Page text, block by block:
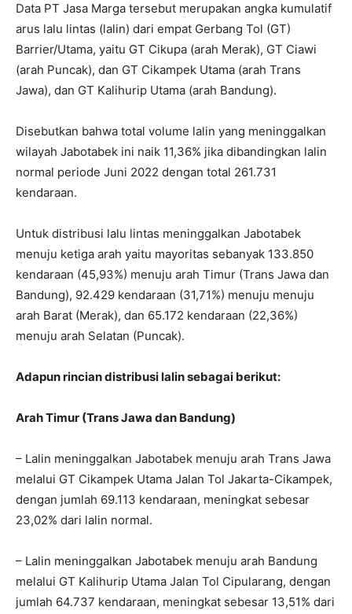
Data PT Jasa Marga tersebut merupakan angka kumulatif
arus lalu lintas (lalin) dari empat Gerbang Tol (GT)
Barrier/Utama, yaitu GT Cikupa (arah Merak), GT Ciawi
(arah Puncak), dan GT Cikampek Utama (arah Trans
Jawa), dan GT Kalihurip Utama (arah Bandung).
Disebutkan bahwa total volume lalin yang meninggalkan
wilayah Jabotabek ini naik 11,36% jika dibandingkan lalin
normal periode Juni 2022 dengan total 261.731
kendaraan.
Untuk distribusi lalu lintas meninggalkan Jabotabek
menuju ketiga arah yaitu mayoritas sebanyak 133.850
kendaraan (45,93%) menuju arah Timur (Trans Jawa dan
Bandung), 92.429 kendaraan (31,71%) menuju menuju
arah Barat (Merak), dan 65.172 kendaraan (22,36%)
menuju arah Selatan (Puncak).
Adapun rincian distribusi lalin sebagai berikut:
Arah Timur (Trans Jawa dan Bandung)
– Lalin meninggalkan Jabotabek menuju arah Trans Jawa
melalui GT Cikampek Utama Jalan Tol Jakarta-Cikampek,
dengan jumlah 69.113 kendaraan, meningkat sebesar
23,02% dari lalin normal.
– Lalin meninggalkan Jabotabek menuju arah Bandung
melalui GT Kalihurip Utama Jalan Tol Cipularang, dengan
jumlah 64.737 kendaraan, meningkat sebesar 13,51% dari